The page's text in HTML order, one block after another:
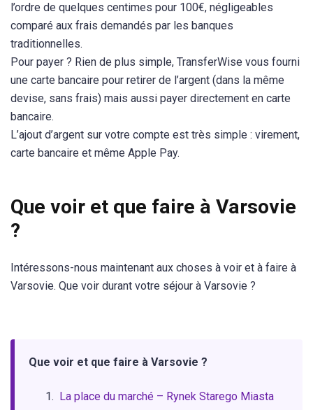
l’ordre de quelques centimes pour 100€, négligeables
comparé aux frais demandés par les banques
traditionnelles.
Pour payer ? Rien de plus simple, TransferWise vous fourni
une carte bancaire pour retirer de l’argent (dans la même
devise, sans frais) mais aussi payer directement en carte
bancaire.
L’ajout d’argent sur votre compte est très simple : virement,
carte bancaire et même Apple Pay.
Que voir et que faire à Varsovie
?
Intéressons-nous maintenant aux choses à voir et à faire à
Varsovie. Que voir durant votre séjour à Varsovie ?
Que voir et que faire à Varsovie ?
La place du marché – Rynek Starego Miasta